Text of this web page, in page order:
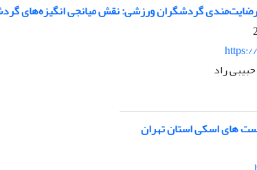
رضایت‌مندی گردشگران ورزشی: نقش میانجی انگیزه‌های
راد
های اسکی استان تهران